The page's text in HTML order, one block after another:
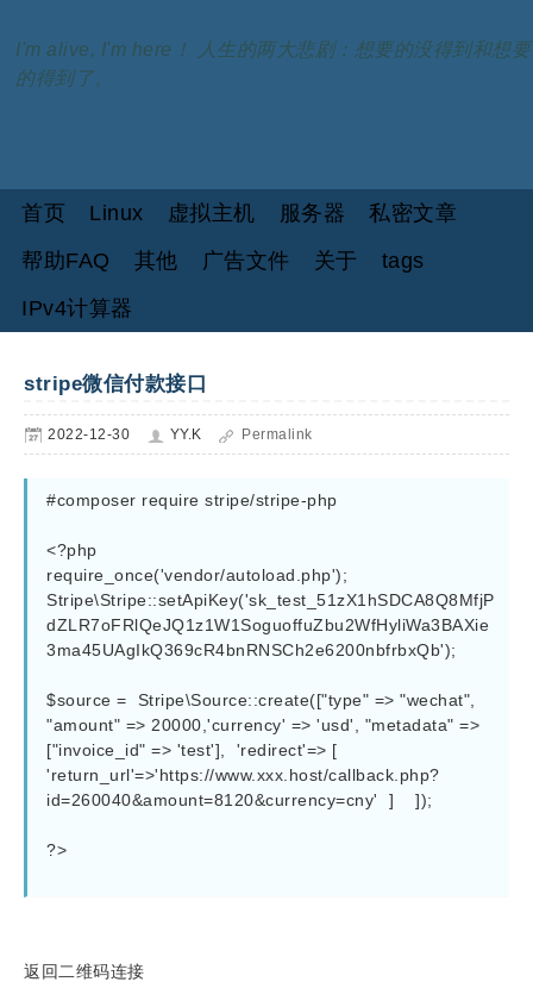
I'm alive, I'm here！ 人生的两大悲剧：想要的没得到和想要
的得到了。
首页 Linux 虚拟主机 服务器
私密文章
帮助FAQ
其他 广告文件 关于
tags
IPv4计算器
stripe微信付款接口
2022-12-30 YY.K Permalink
#composer require stripe/stripe-php
<?php
require_once('vendor/autoload.php');
Stripe\Stripe::setApiKey('sk_test_51zX1hSDCA8Q8MfjP
dZLR7oFRlQeJQ1z1W1SoguoffuZbu2WfHyliWa3BAXie
3ma45UAgIkQ369cR4bnRNSCh2e6200nbfrbxQb');
$source =  Stripe\Source::create(["type" => "wechat",
"amount" => 20000,'currency' => 'usd', "metadata" =>
["invoice_id" => 'test'],  'redirect'=> [
'return_url'=>'https://www.xxx.host/callback.php?
id=260040&amount=8120&currency=cny'  ]    ]);
?>
返回二维码连接